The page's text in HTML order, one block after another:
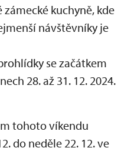
kuchyně, kde
návštěvníky je
se začátkem
28. až 31. 12. 2024.
tohoto víkendu
do neděle 22. 12. ve